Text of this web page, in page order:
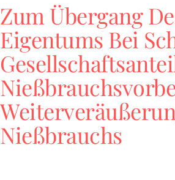
Zum Übergang
Eigentums Bei
Nießbrauchs